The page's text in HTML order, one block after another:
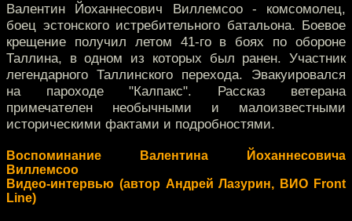
Валентин Йоханнесович Виллемсоо - комсомолец,
боец эстонского истребительного батальона. Боевое
крещение получил летом 41-го в боях по обороне
Таллина, в одном из которых был ранен. Участник
легендарного Таллинского перехода. Эвакуировался
на пароходе "Калпакс". Рассказ ветерана
примечателен необычными и малоизвестными
историческими фактами и подробностями.
Воспоминание Валентина Йоханнесовича
Виллемсоо
Видео-интервью (автор Андрей Лазурин, ВИО Front
Line)